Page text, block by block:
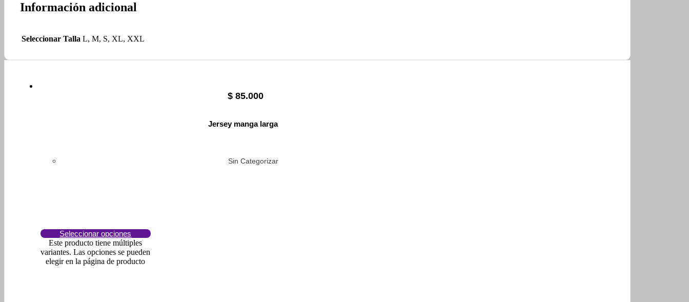
Información adicional
Seleccionar Talla L, M, S, XL, XXL
$ 85.000
Jersey manga larga
Sin Categorizar
Seleccionar opciones
Este producto tiene múltiples
variantes. Las opciones se pueden
elegir en la página de producto